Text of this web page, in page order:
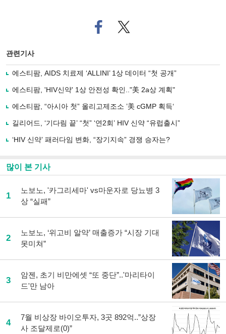
페
이
로
사
유
기
트위
터로
관련기사
에스티팜, AIDS 치료제 ‘ALLINI’ 1상 데이터 “첫 공개”
에스티팜, 'HIV신약' 1상 안전성 확인.."美 2a상 계획"
에스티팜, “아시아 첫” 올리고제조소 ’美 cGMP 획득‘
길리어드, ‘기다림 끝’ “첫” ‘연2회’ HIV 신약 “유럽출시”
‘HIV 신약’ 패러다임 변화, “장기지속” 경쟁 승자는?
많이 본 기사
1
노보노, '카그리세마' vs마운자로 당뇨병 3
상 “실패”
2
노보노, ‘위고비 알약’ 매출증가 “시장 기대
못미쳐”
3
암젠, 초기 비만에셋 “또 중단”..'마리타이
드'만 남아
4
7월 비상장 바이오투자, 3곳 892억..”상장
사 조달제로(0)”